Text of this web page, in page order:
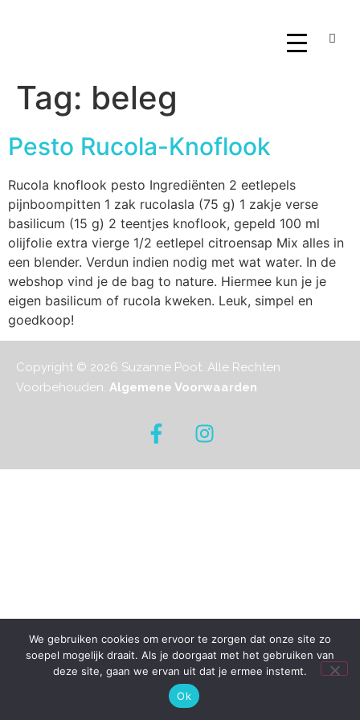
Tag: beleg
Pesto Rucola-Knoflook
Rucola knoflook pesto Ingrediënten 2 eetlepels
pijnboompitten 1 zak rucolasla (75 g) 1 zakje verse
basilicum (15 g) 2 teentjes knoflook, gepeld 100 ml
olijfolie extra vierge 1/2 eetlepel citroensap Mix alles in
een blender. Verdun indien nodig met wat water. In de
webshop vind je de bag to nature. Hiermee kun je je
eigen basilicum of rucola kweken. Leuk, simpel en
goedkoop!
Copyright © 2026 Suzanne Poot. Alle Rechten
Voorbehouden. Algemene Voorwaarden
We gebruiken cookies om ervoor te zorgen dat onze site zo
soepel mogelijk draait. Als je doorgaat met het gebruiken van
deze site, gaan we ervan uit dat je ermee instemt.
Ok